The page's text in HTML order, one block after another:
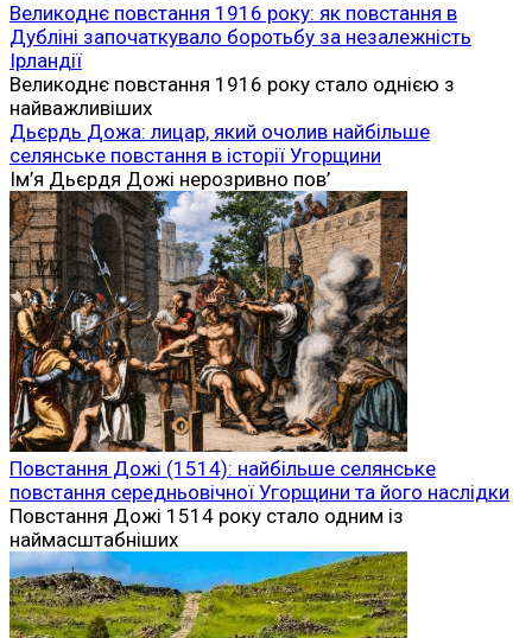
Великоднє повстання 1916 року: як повстання в
Дубліні започаткувало боротьбу за незалежність
Ірландії
Великоднє повстання 1916 року стало однією з
найважливіших
Дьєрдь Дожа: лицар, який очолив найбільше
селянське повстання в історії Угорщини
Ім’я Дьєрдя Дожі нерозривно пов’
Повстання Дожі (1514): найбільше селянське
повстання середньовічної Угорщини та його наслідки
Повстання Дожі 1514 року стало одним із
наймасштабніших